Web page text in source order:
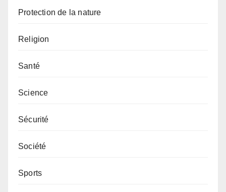
Protection de la nature
Religion
Santé
Science
Sécurité
Société
Sports